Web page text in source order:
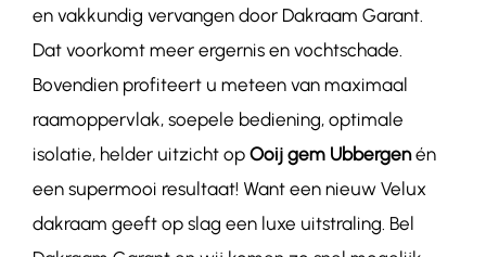
en vakkundig vervangen door Dakraam Garant.
Dat voorkomt meer ergernis en vochtschade.
Bovendien profiteert u meteen van maximaal
raamoppervlak, soepele bediening, optimale
isolatie, helder uitzicht op Ooij gem Ubbergenén
een supermooi resultaat! Want een nieuw Velux
dakraam geeft op slag een luxe uitstraling. Bel